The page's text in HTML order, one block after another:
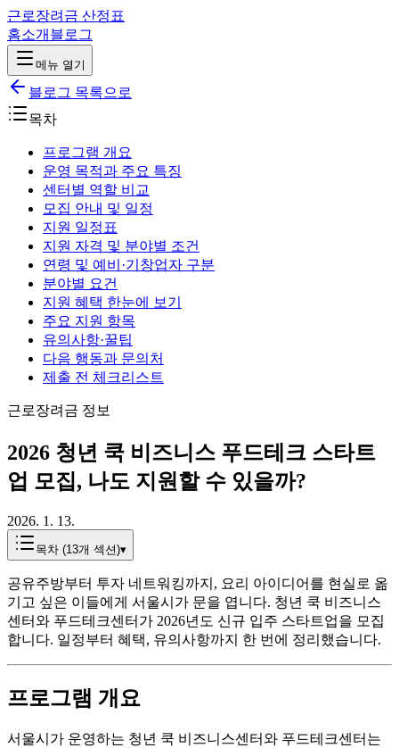
근로장려금 산정표
홈소개 블로그
메뉴 열기
블로그 목록으로
목차
프로그램 개요
운영 목적과 주요 특징
센터별 역할 비교
모집 안내 및 일정
지원 일정표
지원 자격 및 분야별 조건
연령 및 예비·기창업자 구분
분야별 요건
지원 혜택 한눈에 보기
주요 지원 항목
유의사항·꿀팁
다음 행동과 문의처
제출 전 체크리스트
근로장려금 정보
2026 청년 쿡 비즈니스 푸드테크 스타트
업 모집, 나도 지원할 수 있을까?
2026. 1. 13.
목차 (13개 섹션)▾
공유주방부터 투자 네트워킹까지, 요리 아이디어를 현실로 옮
기고 싶은 이들에게 서울시가 문을 엽니다. 청년 쿡 비즈니스
센터와 푸드테크센터가 2026년도 신규 입주 스타트업을 모집
합니다. 일정부터 혜택, 유의사항까지 한 번에 정리했습니다.
프로그램 개요
서울시가 운영하는 청년 쿡 비즈니스센터와 푸드테크센터는